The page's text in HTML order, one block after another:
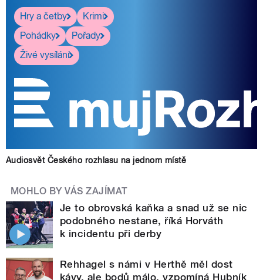
Hry a četby
Krimi
Pohádky
Pořady
Živé vysílání
Audiosvět Českého rozhlasu na jednom místě
MOHLO BY VÁS ZAJÍMAT
Je to obrovská kaňka a snad už se nic
podobného nestane, říká Horváth
k incidentu při derby
Rehhagel s námi v Herthě měl dost
kávy, ale bodů málo, vzpomíná Hubník